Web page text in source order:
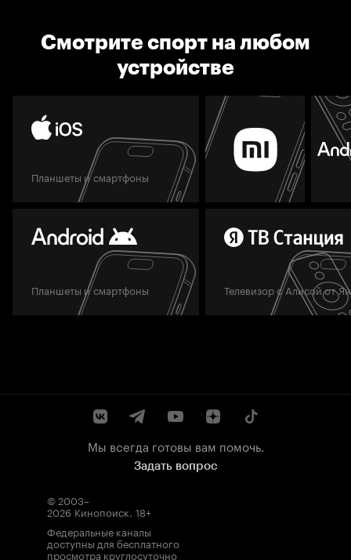
Смотрите спорт на любом
устройстве
Планшеты и смартфоны
Планшеты и смартфоны Телевизор с Алисой от
Мы всегда готовы вам помочь.
Задать вопрос
© 2003–
2026 Кинопоиск. 18+
Федеральные каналы
доступны для бесплатного
просмотра круглосуточно